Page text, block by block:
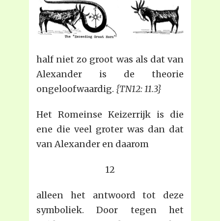
half niet zo groot was als dat van
Alexander is de theorie
ongeloofwaardig. {TN12: 11.3}
Het Romeinse Keizerrijk is die
ene die veel groter was dan dat
van Alexander en daarom
12
alleen het antwoord tot deze
symboliek. Door tegen het